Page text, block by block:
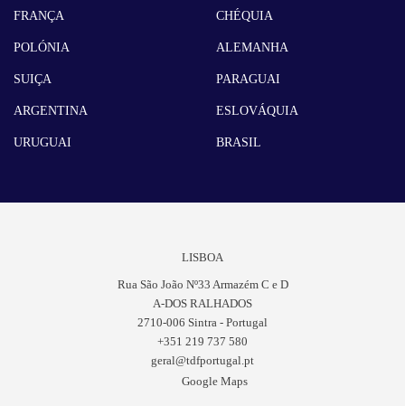
FRANÇA
POLÓNIA
SUIÇA
ARGENTINA
URUGUAI
CHÉQUIA
ALEMANHA
PARAGUAI
ESLOVÁQUIA
BRASIL
LISBOA
Rua São João Nº33 Armazém C e D
A-DOS RALHADOS
2710-006 Sintra - Portugal
+351 219 737 580
geral@tdfportugal.pt
Google Maps